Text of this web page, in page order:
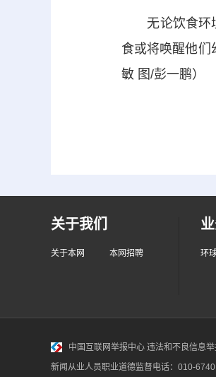
无论饮食环境
食或将唤醒他们
敏 图/彭一鹏）
关于我们
关于本网 本网招聘 环
中国互联网举报中心 违法和不良信息
新闻从业人员职业道德监督电话：010-